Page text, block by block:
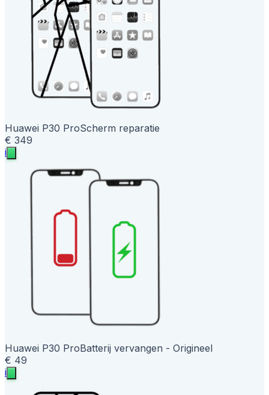
Huawei P30 ProScherm reparatie
€ 349
i
Huawei P30 ProBatterij vervangen - Origineel
€ 49
i